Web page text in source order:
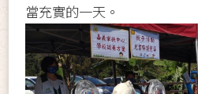
當充實的一天。